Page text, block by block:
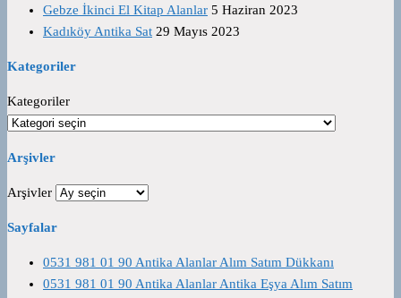
Gebze İkinci El Kitap Alanlar 5 Haziran 2023
Kadıköy Antika Sat 29 Mayıs 2023
Kategoriler
Kategoriler
Arşivler
Arşivler
Sayfalar
0531 981 01 90 Antika Alanlar Alım Satım Dükkanı
0531 981 01 90 Antika Alanlar Antika Eşya Alım Satım